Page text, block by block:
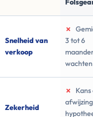
Snelheid van
verkoop
✗
3 tot 6
wachten
Zekerheid
✗
Kans
afwijzing